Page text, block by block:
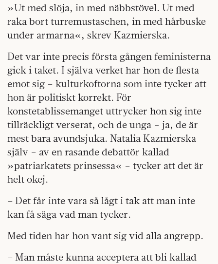
»Ut med slöja, in med näbbstövel. Ut med
raka bort turremustaschen, in med hårbuske
under armarna«, skrev Kazmierska.
Det var inte precis första gången feministerna
gick i taket. I själva verket har hon de flesta
emot sig – kulturkoftorna som inte tycker att
hon är politiskt korrekt. För
konstetablissemanget uttrycker hon sig inte
tillräckligt verserat, och de unga – ja, de är
mest bara avundsjuka. Natalia Kazmierska
själv – av en rasande debattör kallad
»patriarkatets prinsessa« – tycker att det är
helt okej.
– Det får inte vara så lågt i tak att man inte
kan få säga vad man tycker.
Med tiden har hon vant sig vid alla angrepp.
– Man måste kunna acceptera att bli kallad